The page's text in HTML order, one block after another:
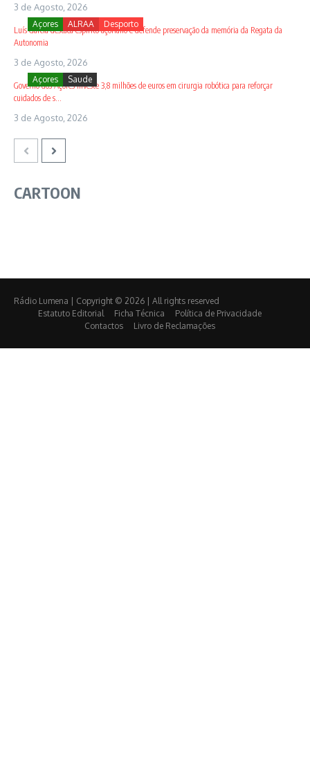
3 de Agosto, 2026
Açores ALRAA Desporto
Luís Garcia destaca espírito açoriano e defende preservação da memória da Regata da
Autonomia
3 de Agosto, 2026
Açores Saude
Governo dos Açores investe 3,8 milhões de euros em cirurgia robótica para reforçar
cuidados de s...
3 de Agosto, 2026
CARTOON
Rádio Lumena | Copyright © 2026 | All rights reserved
Estatuto Editorial
Ficha Técnica
Política de Privacidade
Contactos
Livro de Reclamações